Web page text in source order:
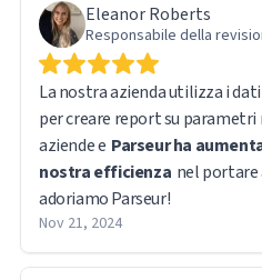
Eleanor Roberts
Responsabile della
La nostra azienda utilizza i
per creare report su
aziende e Parseur ha
nostra efficienza nel
adoriamo Parseur!
Nov 21, 2024